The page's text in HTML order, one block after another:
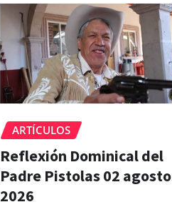
ARTÍCULOS
Reflexión Dominical del
Padre Pistolas 02 agosto
2026